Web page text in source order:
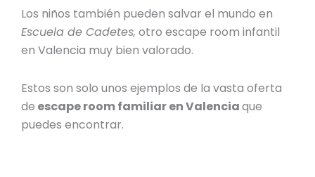
Los niños también pueden salvar el mundo en
Escuela de Cadetes, otroescape room infantil
en Valencia muy bien valorado.
Estos son solo unos ejemplos de la vasta oferta
de escape room familiar en Valenciaque
puedes encontrar.